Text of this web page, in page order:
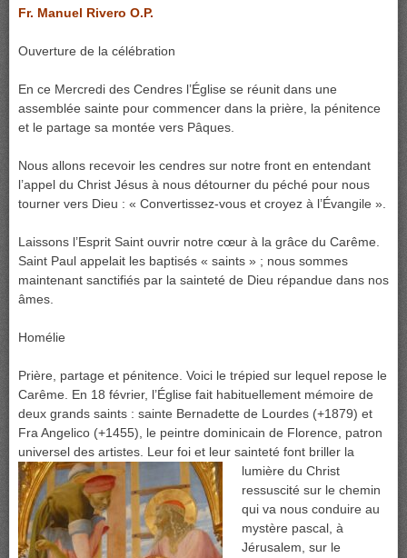
Fr. Manuel Rivero O.P.
Ouverture de la célébration
En ce Mercredi des Cendres l’Église se réunit dans une
assemblée sainte pour commencer dans la prière, la pénitence
et le partage sa montée vers Pâques.
Nous allons recevoir les cendres sur notre front en entendant
l’appel du Christ Jésus à nous détourner du péché pour nous
tourner vers Dieu : « Convertissez-vous et croyez à l’Évangile ».
Laissons l’Esprit Saint ouvrir notre cœur à la grâce du Carême.
Saint Paul appelait les baptisés « saints » ; nous sommes
maintenant sanctifiés par la sainteté de Dieu répandue dans nos
âmes.
Homélie
Prière, partage et pénitence. Voici le trépied sur lequel repose le
Carême. En 18 février, l’Église fait habituellement mémoire de
deux grands saints : sainte Bernadette de Lourdes (+1879) et
Fra Angelico (+1455), le peintre dominicain de Florence, patron
universel des artistes. Leur foi et leur sainteté font briller la
lumière du Christ
ressuscité sur le chemin
qui va nous conduire au
mystère pascal, à
Jérusalem, sur le